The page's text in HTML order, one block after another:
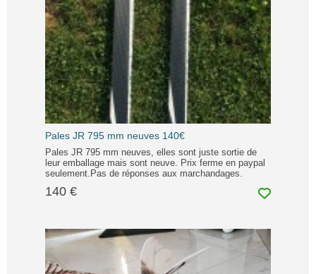
Pales JR 795 mm neuves 140€
Pales JR 795 mm neuves, elles sont juste sortie de
leur emballage mais sont neuve. Prix ferme en paypal
seulement.Pas de réponses aux marchandages.
140 €